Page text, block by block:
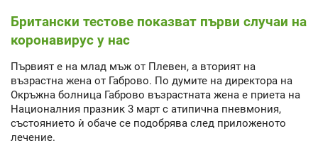
Британски тестове показват първи случаи на
коронавирус у нас
Първият е на млад мъж от Плевен, а вторият на
възрастна жена от Габрово. По думите на директора на
Окръжна болница Габрово възрастната жена е приета на
Националния празник 3 март с атипична пневмония,
състоянието ѝ обаче се подобрява след приложеното
лечение.